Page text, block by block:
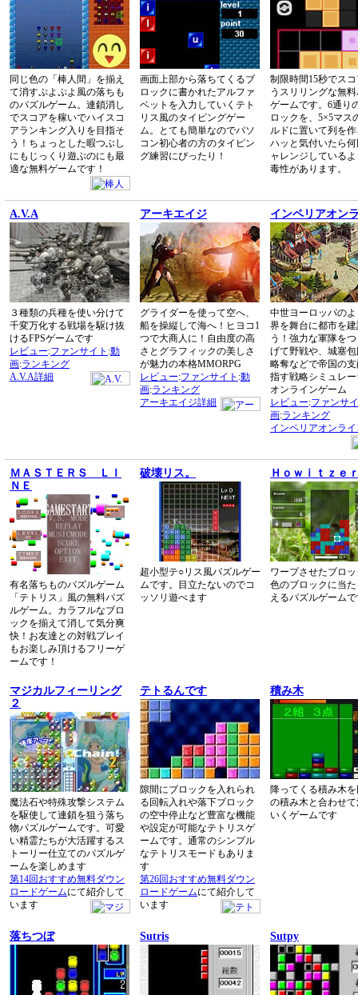
同じ色の「棒人間」を揃え
て消すぷよぷよ風の落ちも
のパズルゲーム。連鎖消し
でスコアを稼いでハイスコ
アランキング入りを目指そ
う！ちょっとした暇つぶし
にもじっくり遊ぶのにも最
適な無料ゲームです！
画面上部から落ちてくるブ
ロックに書かれたアルファ
ベットを入力していくテト
リス風のタイピングゲー
ム。とても簡単なのでパソ
コン初心者の方のタイピン
グ練習にぴったり！
制限時間15秒でス
うスリリングな無
ゲームです。6通り
ロックを、5×5マス
ルドに置いて列を
ハッと気付いたら
ャレンジしている
毒性があります。
A.V.A
３種類の兵種を使い分けて
千変万化する戦場を駆け抜
けるFPSゲームです
レビュー:ファンサイト :動
画:ランキング
A.V.A詳細
アーキエイジ
グライダーを使って空へ、
船を操縦して海へ！ヒヨコ1
つで大商人に！自由度の高
さとグラフィックの美しさ
が魅力の本格MMORPG
レビュー:ファンサイト :動
画:ランキング
アーキエイジ詳細
インペリアオン
中世ヨーロッパの
界を舞台に都市を
う！強力な軍隊を
げて野戦や、城塞
略奪などで帝国の
指す戦略シミュレ
オンラインゲーム
レビュー:ファンサ
画:ランキング
インペリアオンラ
ＭＡＳＴＥＲＳ ＬＩ
ＮＥ
有名落ちものパズルゲーム
「テトリス」風の無料パズ
ルゲーム。カラフルなブロ
ックを揃えて消して気分爽
快！お友達との対戦プレイ
もお楽しみ頂けるフリーゲ
ームです！
破壊リス。
超小型テ○リス風パズルゲー
ムです。目立たないのでコ
ッソリ遊べます
Ｈｏｗｉｔｚｅ
ワープさせたブロ
色のブロックに当
えるパズルゲーム
マジカルフィーリング
２
魔法石や特殊攻撃システム
を駆使して連鎖を狙う落ち
物パズルゲームです。可愛
い精霊たちが大活躍するス
トーリー仕立てのパズルゲ
ームを楽しめます
第14回おすすめ無料ダウン
ロードゲームにて紹介して
います
テトるんです
隙間にブロックを入れられ
る回転入れや落下ブロック
の空中停止など豊富な機能
や設定が可能なテトリスゲ
ームです。通常のシンプル
なテトリスモードもありま
す
第26回おすすめ無料ダウン
ロードゲームにて紹介して
います
積み木
降ってくる積み木
の積み木と合わせ
いくゲームです
落ちつぼ Sutris Sutpy